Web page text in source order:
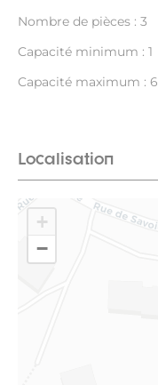
Nombre de pièces : 3
Capacité minimum : 1
Capacité maximum : 6
Localisation
+
−